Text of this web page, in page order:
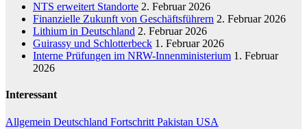
NTS erweitert Standorte 2. Februar 2026
Finanzielle Zukunft von Geschäftsführern 2. Februar 2026
Lithium in Deutschland 2. Februar 2026
Guirassy und Schlotterbeck 1. Februar 2026
Interne Prüfungen im NRW-Innenministerium 1. Februar
2026
Interessant
Allgemein Deutschland Fortschritt Pakistan USA